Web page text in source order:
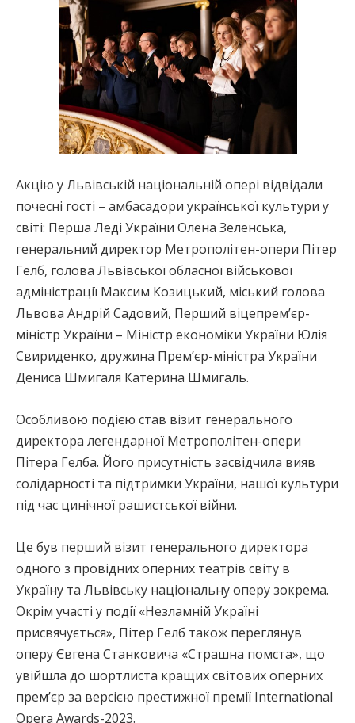
Акцію у Львівській національній опері відвідали
почесні гості – амбасадори української культури у
світі: Перша Леді України Олена Зеленська,
генеральний директор Метрополітен-опери Пітер
Гелб, голова Львівської обласної військової
адміністрації Максим Козицький, міський голова
Львова Андрій Садовий, Перший віцепрем’єр-
міністр України – Міністр економіки України Юлія
Свириденко, дружина Премʼєр-міністра України
Дениса Шмигаля Катерина Шмигаль.
Особливою подією став візит генерального
директора легендарної Метрополітен-опери
Пітера Гелба. Його присутність засвідчила вияв
солідарності та підтримки України, нашої культури
під час цинічної рашистської війни.
Це був перший візит генерального директора
одного з провідних оперних театрів світу в
Україну та Львівську національну оперу зокрема.
Окрім участі у події «Незламній Україні
присвячується», Пітер Гелб також переглянув
оперу Євгена Станковича «Страшна помста», що
увійшла до шортлиста кращих світових оперних
премʼєр за версією престижної премії International
Opera Awards-2023.